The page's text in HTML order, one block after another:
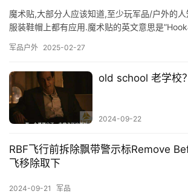
魔术贴,大部分人应该知道,至少玩军品/户外的
服装鞋帽上都有应用.魔术贴的英文意思是
整不会了,不应该是”钩毛”…
军品户外 2025-02-27
old school 老学校
2024-09-22
RBF飞行前拆除飘带警示标Remove
飞移除取下
2024-09-21 军品